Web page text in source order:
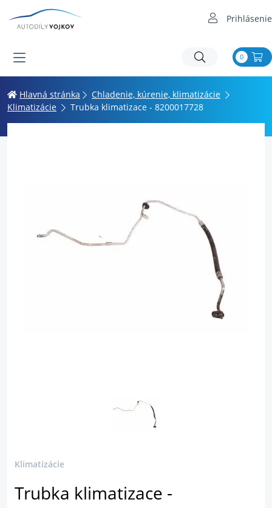
Prihlásenie
0
Hlavná stránka
Chladenie, kúrenie, klimatizácie
Klimatizácie
Trubka klimatizace - 8200017728
Klimatizácie
Trubka klimatizace -